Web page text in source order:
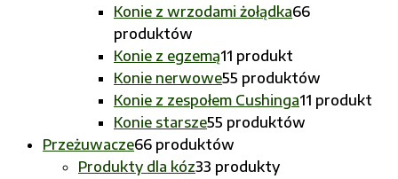
Konie z wrzodami żołądka66
produktów
Konie z egzemą11 produkt
Konie nerwowe55 produktów
Konie z zespołem Cushinga11 produkt
Konie starsze55 produktów
Przeżuwacze66 produktów
Produkty dla kóz33 produkty